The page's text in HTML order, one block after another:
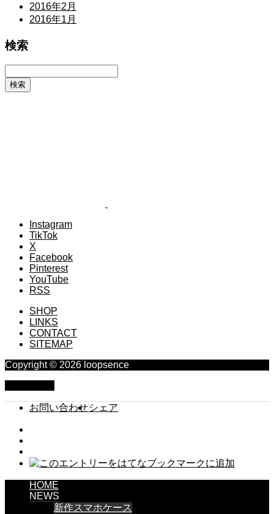
2016年2月
2016年1月
検索
Instagram
TikTok
X
Facebook
Pinterest
YouTube
RSS
SHOP
LINKS
CONTACT
SITEMAP
Copyright © 2026 loopsence
お問い合わせシェア
HOME
NEWS
新作スマホケース